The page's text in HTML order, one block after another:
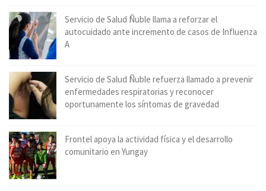
Servicio de Salud Ñuble llama a reforzar el
autocuidado ante incremento de casos de Influenza
A
Servicio de Salud Ñuble refuerza llamado a prevenir
enfermedades respiratorias y reconocer
oportunamente los síntomas de gravedad
Frontel apoya la actividad física y el desarrollo
comunitario en Yungay